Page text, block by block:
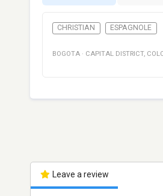
CHRISTIAN ESPAGNOLE
BOGOTA · CAPITAL DISTRICT,
Leave a review